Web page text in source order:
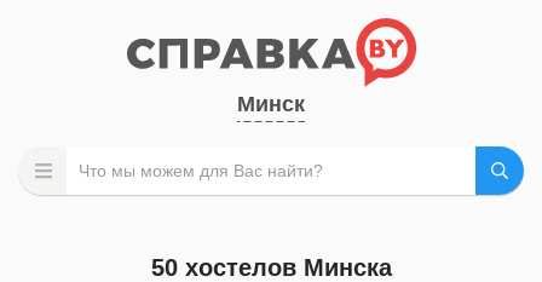
Минск
50 хостелов Минска